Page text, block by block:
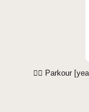
🏃‍♂️ Parkour